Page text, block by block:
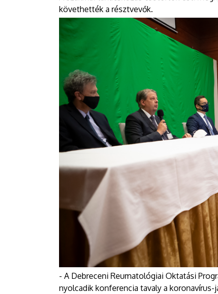
követhették a résztvevők.
- A Debreceni Reumatológiai Oktatási
nyolcadik konferencia tavaly a